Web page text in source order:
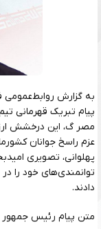
به گزارش روابط‌عمومی
پیام تبریک قهرمانی
مصر گ، این درخشش
عزم راسخ جوانان
پهلوانی، تصویری
توانمندی‌های خود را
دادند.
متن پیام رئیس